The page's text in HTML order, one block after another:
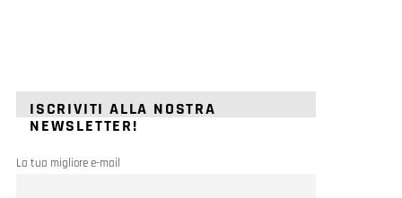
ISCRIVITI ALLA NOSTRA
NEWSLETTER!
La tua migliore e-mail